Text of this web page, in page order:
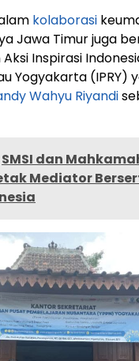
kolaborasi
Jawa Timur juga
Inspirasi
Yogyakarta (IPRY)
Wahyu Riyandi
SMSI dan
Mediator